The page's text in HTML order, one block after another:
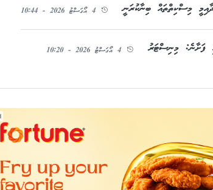
މިސްކިތްތައް ބިނާކުރަނީ 4 އޯގަސްޓު 2026 - 10:44
4 އޯގަސްޓު 2026 - 10:20